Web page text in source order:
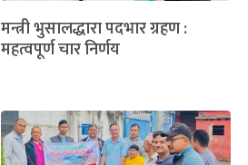
मन्त्री भुसालद्धारा पदभार ग्रहण :
महत्वपूर्ण चार निर्णय